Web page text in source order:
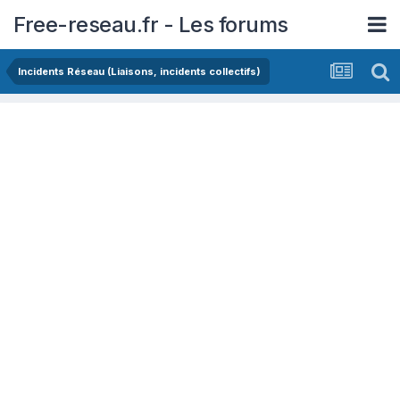
Free-reseau.fr - Les forums
Incidents Réseau (Liaisons, incidents collectifs)